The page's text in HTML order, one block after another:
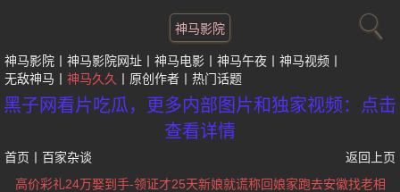
神马影院
神马影院 神马影院网址 神马电影 神马午夜
神马视频
无敌神马
神马久久 原创作者 热门话题
黑子网看片吃瓜，更多内部图片和独家视频：点击
查看详情
首页 百家杂谈
返回上页
高价彩礼24万娶到手-领证才25天新娘就谎称回娘家跑去安徽找老相